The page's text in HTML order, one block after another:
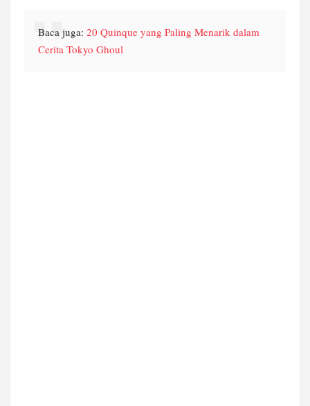
Baca juga: 20 Quinque yang Paling Menarik dalam
Cerita Tokyo Ghoul